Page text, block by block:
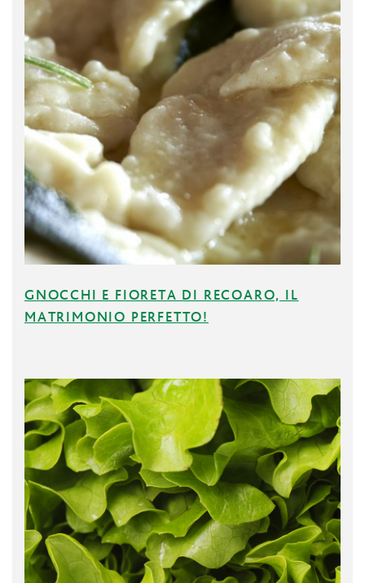
GNOCCHI E FIORETA DI RECOARO, IL
MATRIMONIO PERFETTO!